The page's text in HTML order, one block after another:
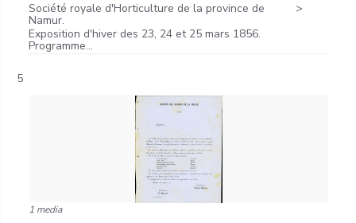
Société royale d'Horticulture de la province de
Namur.
Exposition d'hiver des 23, 24 et 25 mars 1856.
Programme...
5
1 media